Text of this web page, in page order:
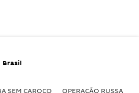
Brasil
SEM CAROÇO OPERAÇÃO RUSSA